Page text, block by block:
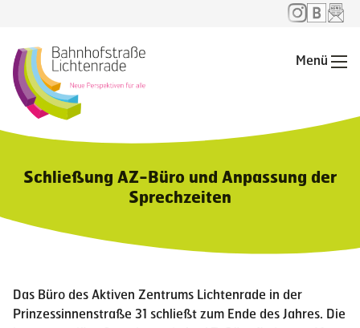
Menü
Schließung AZ-Büro und Anpassung der
Sprechzeiten
Das Büro des Aktiven Zentrums Lichtenrade in der
Prinzessinnenstraße 31 schließt zum Ende des Jahres. Die